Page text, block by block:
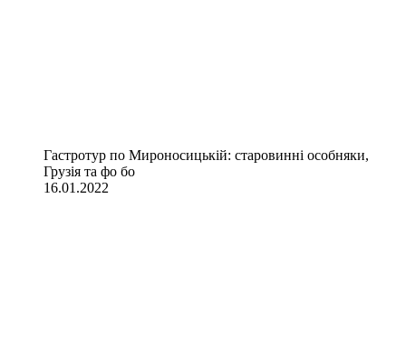
Гастротур по Мироносицькій: старовинні особняки,
Грузія та фо бо
16.01.2022